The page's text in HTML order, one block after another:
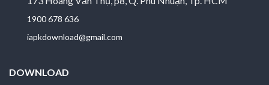
1900 678 636
iapkdownload@gmail.com
DOWNLOAD